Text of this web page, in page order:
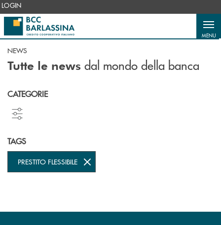
Salta al contenuto principale
LOGIN
MENU
NEWS
Tutte le news dal mondo della banca
CATEGORIE
TAGS
PRESTITO FLESSIBILE